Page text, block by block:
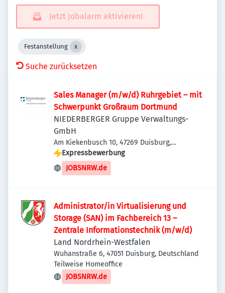
Jetzt Jobalarm aktivieren!
Festanstellung
Suche zurücksetzen
Sales Manager (m/w/d) Ruhrgebiet – mit
Schwerpunkt Großraum Dortmund
NIEDERBERGER Gruppe Verwaltungs-
GmbH
Am Kiekenbusch 10, 47269 Duisburg,
Deutschland
Expressbewerbung
JOBSNRW.de
Administrator/in Virtualisierung und
Storage (SAN) im Fachbereich 13 –
Zentrale Informationstechnik (m/w/d)
Land Nordrhein-Westfalen
Wuhanstraße 6, 47051 Duisburg, Deutschland
Teilweise Homeoffice
JOBSNRW.de